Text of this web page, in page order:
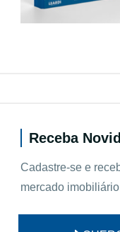
Receba
Cadastre-se e
mercado